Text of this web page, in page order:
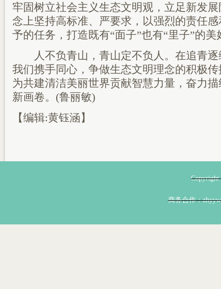
牢固树立社会主义生态文明观，立足新发
念上坚持高标准、严要求，以强烈的责任
予的任务，打造既有“面子”也有“里子”的美
人不负青山，青山定不负人。在追青逐
我们携手同心，争做生态文明理念的积极
为共建清洁美丽世界贡献智慧力量，奋力
新画卷。(鲁丽敏)
【编辑:黄钰涵】
商务合作：